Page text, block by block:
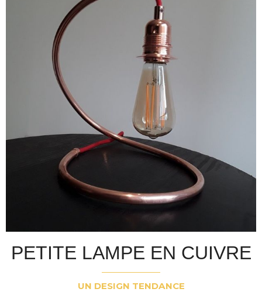
PETITE LAMPE EN CUIVRE
UN DESIGN TENDANCE